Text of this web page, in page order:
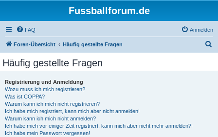
Fussballforum.de
FAQ Anmelden
Foren-Übersicht Häufig gestellte Fragen
Häufig gestellte Fragen
Registrierung und Anmeldung
Wozu muss ich mich registrieren?
Was ist COPPA?
Warum kann ich mich nicht registrieren?
Ich habe mich registriert, kann mich aber nicht anmelden!
Warum kann ich mich nicht anmelden?
Ich habe mich vor einiger Zeit registriert, kann mich aber nicht mehr anmelden?!
Ich habe mein Passwort vergessen!